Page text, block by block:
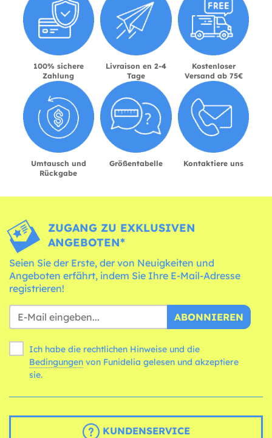
100% sichere
Zahlung
Livraison en 2-4
Tage
Kostenloser
Versand ab 75€
Umtausch und
Rückgabe
Größentabelle Kontaktiere uns
ZUGANG ZU EXKLUSIVEN
ANGEBOTEN*
Seien Sie der Erste, der von Neuigkeiten und
Angeboten erfährt, indem Sie Ihre E-Mail-Adresse
registrieren!
ABONNIEREN
Ich habe die rechtlichen Hinweise und die
Bedingungen
sie.
KUNDENSERVICE